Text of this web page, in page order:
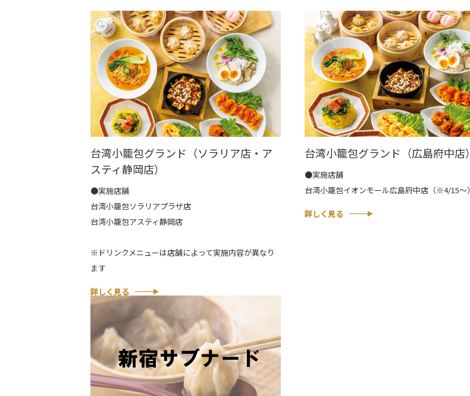
台湾小籠包グランド（ソラリア店・ア
スティ静岡店）
●実施店舗
台湾小籠包ソラリアプラザ店
台湾小籠包アスティ静岡店
※ドリンクメニューは店舗によって実施内容が異なり
ます
詳しく見る
台湾小籠包グランド（広島府中店）
●実施店舗
台湾小籠包イオンモール広島府中店（※4/15～）
詳しく見る